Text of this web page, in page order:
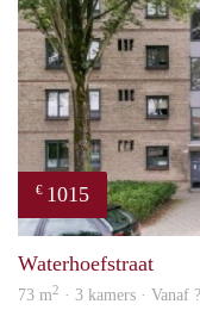
€ 1015
Waterhoefstraat
73 m2 · 3 kamers · Vanaf